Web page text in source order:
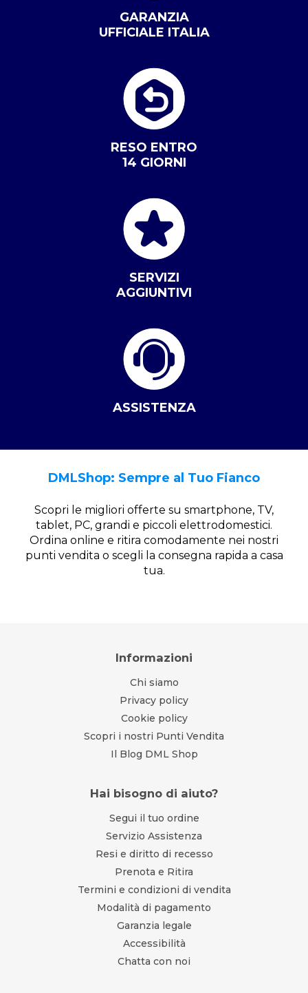
GARANZIA
UFFICIALE ITALIA
RESO ENTRO
14 GIORNI
SERVIZI
AGGIUNTIVI
ASSISTENZA
DMLShop: Sempre al Tuo Fianco
Scopri le migliori offerte su smartphone, TV,
tablet, PC, grandi e piccoli elettrodomestici.
Ordina online e ritira comodamente nei nostri
punti vendita o scegli la consegna rapida a casa
tua.
Informazioni
Chi siamo
Privacy policy
Cookie policy
Scopri i nostri Punti Vendita
Il Blog DML Shop
Hai bisogno di aiuto?
Segui il tuo ordine
Servizio Assistenza
Resi e diritto di recesso
Prenota e Ritira
Termini e condizioni di vendita
Modalità di pagamento
Garanzia legale
Accessibilità
Chatta con noi